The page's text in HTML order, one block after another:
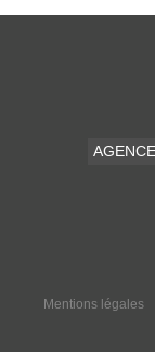
Mentions légales